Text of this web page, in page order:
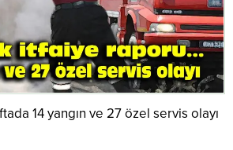
14 yangın ve 27 özel servis olayı